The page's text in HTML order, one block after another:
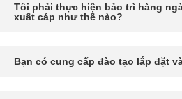
Tôi phải thực hiện bảo trì hàng
xuất cáp như thế nào?
Bạn có cung cấp đào tạo lắp đặt